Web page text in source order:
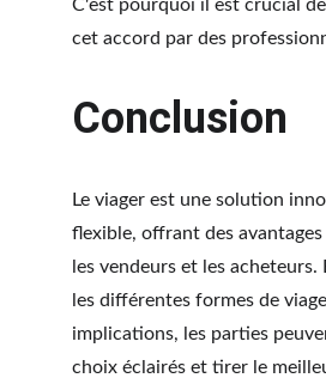
C'est pourquoi il est crucial
cet accord par des
Conclusion
Le viager est une solution
flexible, offrant des
les vendeurs et les
les différentes formes de
implications, les parties
choix éclairés et tirer le